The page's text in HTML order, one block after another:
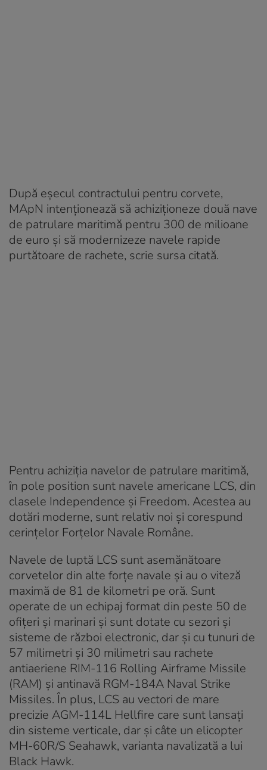
După eșecul contractului pentru corvete,
MApN intenționează să achiziționeze două nave
de patrulare maritimă pentru 300 de milioane
de euro și să modernizeze navele rapide
purtătoare de rachete, scrie sursa citată.
Pentru achiziția navelor de patrulare maritimă,
în pole position sunt navele americane LCS, din
clasele Independence și Freedom. Acestea au
dotări moderne, sunt relativ noi și corespund
cerințelor Forțelor Navale Române.
Navele de luptă LCS sunt asemănătoare
corvetelor din alte forțe navale și au o viteză
maximă de 81 de kilometri pe oră. Sunt
operate de un echipaj format din peste 50 de
ofițeri și marinari și sunt dotate cu sezori și
sisteme de război electronic, dar și cu tunuri de
57 milimetri și 30 milimetri sau rachete
antiaeriene RIM-116 Rolling Airframe Missile
(RAM) și antinavă RGM-184A Naval Strike
Missiles. În plus, LCS au vectori de mare
precizie AGM-114L Hellfire care sunt lansați
din sisteme verticale, dar și câte un elicopter
MH-60R/S Seahawk, varianta navalizată a lui
Black Hawk.